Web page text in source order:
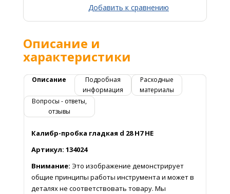
Добавить к сравнению
Описание и
характеристики
Описание
Подробная
информация
Расходные
материалы
Вопросы - ответы,
отзывы
Калибр-пробка гладкая d 28 Н7 НЕ
Артикул: 134024
Внимание: Это изображение демонстрирует
общие принципы работы инструмента и может в
деталях не соответствовать товару. Мы